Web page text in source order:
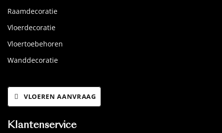
Raamdecoratie
Vloerdecoratie
Vloertoebehoren
Wanddecoratie
VLOEREN AANVRAAG
Klantenservice